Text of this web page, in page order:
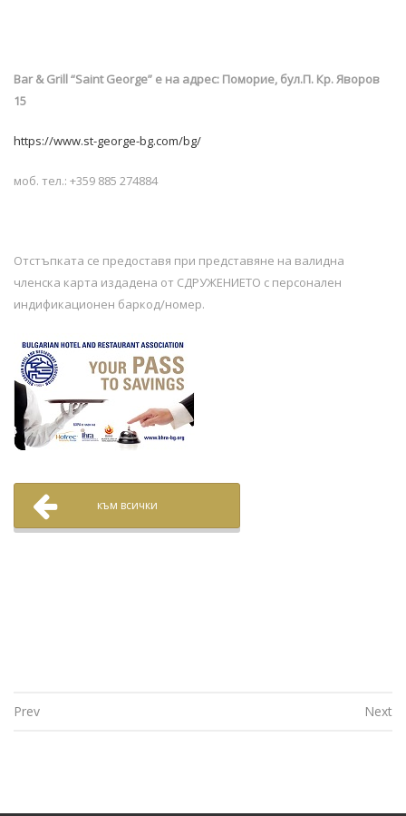
Bar & Grill “Saint George” е на адрес: Поморие, бул.П. Кр. Яворов
15
https://www.st-george-bg.com/bg/
моб. тел.: +359 885 274884
Отстъпката се предоставя при представяне на валидна
членска карта издадена от СДРУЖЕНИЕТО с персонален
индификационен баркод/номер.
към всички
Prev Next